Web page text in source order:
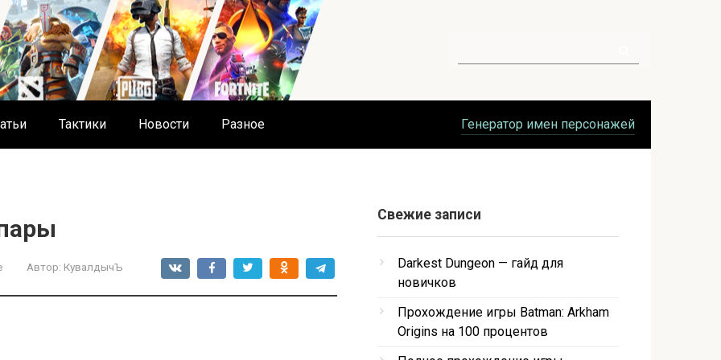
Тактики Новости Разное Генератор имен персонажей
Автор: КувалдычЪ
Свежие записи
Darkest Dungeon — гайд для
новичков
Прохождение игры Batman: Arkham
Origins на 100 процентов